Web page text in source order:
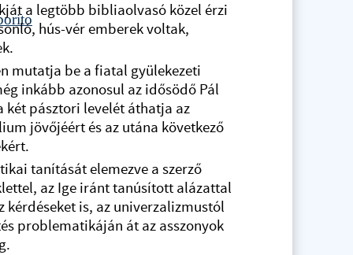
a legtöbb bibliaolvasó közel érzi
hús-vér emberek voltak,
mutatja be a fiatal gyülekezeti
inkább azonosul az idősödő Pál
két pásztori levelét áthatja az
jövőjéért és az utána következő
tanítását elemezve a szerző
az Ige iránt tanúsított alázattal
kérdéseket is, az univerzalizmustól
problematikáján át az asszonyok